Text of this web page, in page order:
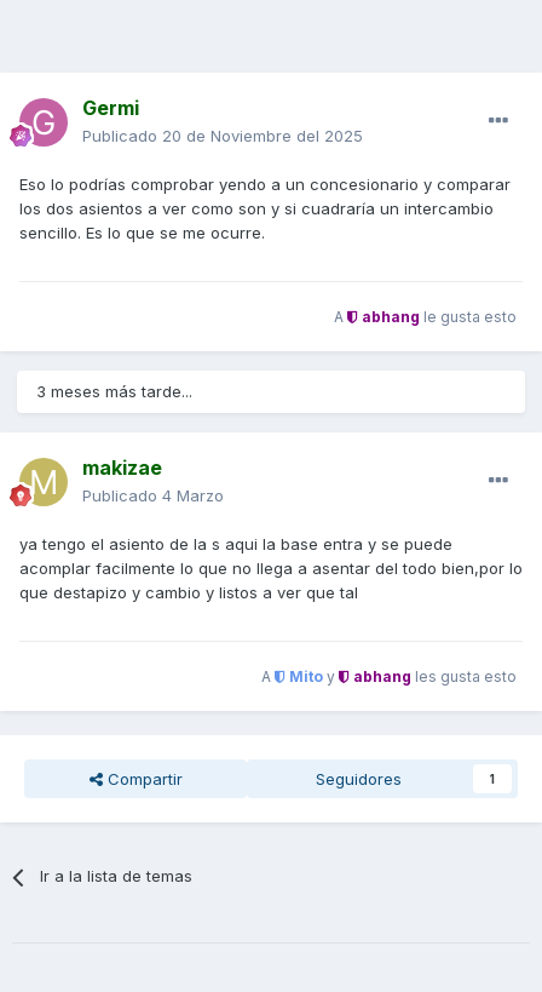
Germi
Publicado 20 de Noviembre del 2025
Eso lo podrías comprobar yendo a un concesionario y comparar
los dos asientos a ver como son y si cuadraría un intercambio
sencillo. Es lo que se me ocurre.
A abhang le gusta esto
3 meses más tarde...
makizae
Publicado 4 Marzo
ya tengo el asiento de la s aqui la base entra y se puede
acomplar facilmente lo que no llega a asentar del todo bien,por lo
que destapizo y cambio y listos a ver que tal
A Mito y abhang les gusta esto
Compartir Seguidores 1
Ir a la lista de temas